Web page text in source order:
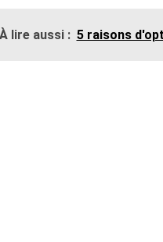
À lire aussi : 5 raisons